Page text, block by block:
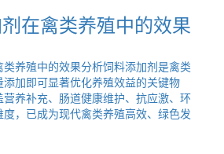
在禽类养殖中的效果
养殖中的效果分析饲料添加剂是禽类
加即可显著优化养殖效益的关键物
营养补充、肠道健康维护、抗应激、环
，已成为现代禽类养殖高效、绿色发